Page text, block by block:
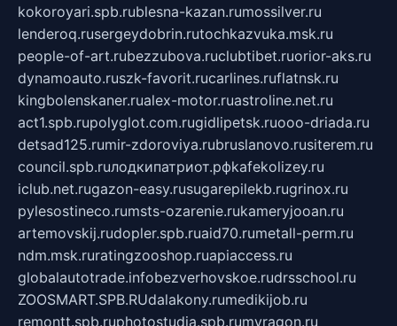
kokoroyari.spb.rublesna-kazan.rumossilver.ru
lenderoq.rusergeydobrin.rutochkazvuka.msk.ru
people-of-art.rubezzubova.ruclubtibet.ruorior-aks.ru
dynamoauto.ruszk-favorit.rucarlines.ruflatnsk.ru
kingbolenskaner.rualex-motor.ruastroline.net.ru
act1.spb.rupolyglot.com.rugidlipetsk.ruooo-driada.ru
detsad125.rumir-zdoroviya.rubruslanovo.rusiterem.ru
council.spb.ruлодкипатриот.рфkafekolizey.ru
iclub.net.rugazon-easy.rusugarepilekb.rugrinox.ru
pylesostineco.rumsts-ozarenie.rukameryjooan.ru
artemovskij.rudopler.spb.ruaid70.rumetall-perm.ru
ndm.msk.ruratingzooshop.ruapiaccess.ru
globalautotrade.infobezverhovskoe.rudrsschool.ru
ZOOSMART.SPB.RUdalakony.rumedikijob.ru
remontt.spb.ruphotostudia.spb.rumyragon.ru